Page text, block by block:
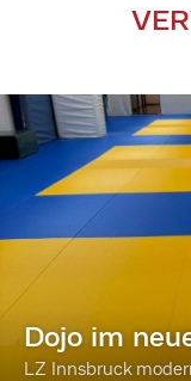
Dojo im
LZ Innsbruck